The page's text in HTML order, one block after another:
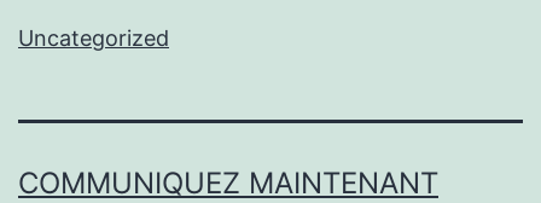
Uncategorized
COMMUNIQUEZ MAINTENANT